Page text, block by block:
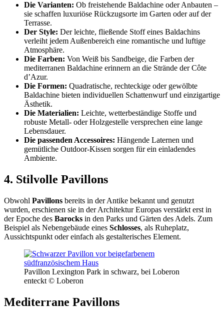
Die Varianten: Ob freistehende Baldachine oder Anbauten –
sie schaffen luxuriöse Rückzugsorte im Garten oder auf der
Terrasse.
Der Style: Der leichte, fließende Stoff eines Baldachins
verleiht jedem Außenbereich eine romantische und luftige
Atmosphäre.
Die Farben: Von Weiß bis Sandbeige, die Farben der
mediterranen Baldachine erinnern an die Strände der Côte
d’Azur.
Die Formen: Quadratische, rechteckige oder gewölbte
Baldachine bieten individuellen Schattenwurf und einzigartige
Ästhetik.
Die Materialien: Leichte, wetterbeständige Stoffe und
robuste Metall- oder Holzgestelle versprechen eine lange
Lebensdauer.
Die passenden Accessoires: Hängende Laternen und
gemütliche Outdoor-Kissen sorgen für ein einladendes
Ambiente.
4. Stilvolle Pavillons
Obwohl Pavillons bereits in der Antike bekannt und genutzt
wurden, erschienen sie in der Architektur Europas verstärkt erst in
der Epoche des Barocks in den Parks und Gärten des Adels. Zum
Beispiel als Nebengebäude eines Schlosses, als Ruheplatz,
Aussichtspunkt oder einfach als gestalterisches Element.
Pavillon Lexington Park in schwarz, bei Loberon
enteckt © Loberon
Mediterrane Pavillons